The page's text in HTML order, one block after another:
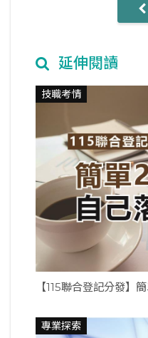
延伸閱讀
技職考情
【115聯合登記分發】
專業探索